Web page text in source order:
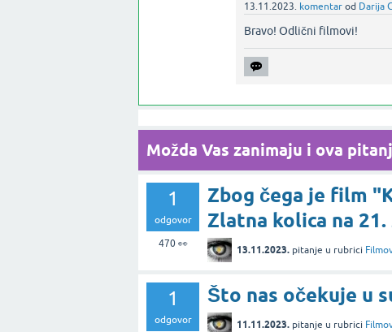
13.11.2023. komentar od Darija
Bravo! Odlični filmovi!‌
Možda Vas zanimaju i ova
1
odgovor
470👀
Zbog čega je film
Zlatna kolica na 21.
13.11.2023. pitanje u rubrici
1
odgovor
Što nas očekuje u
11.11.2023. pitanje u rubrici